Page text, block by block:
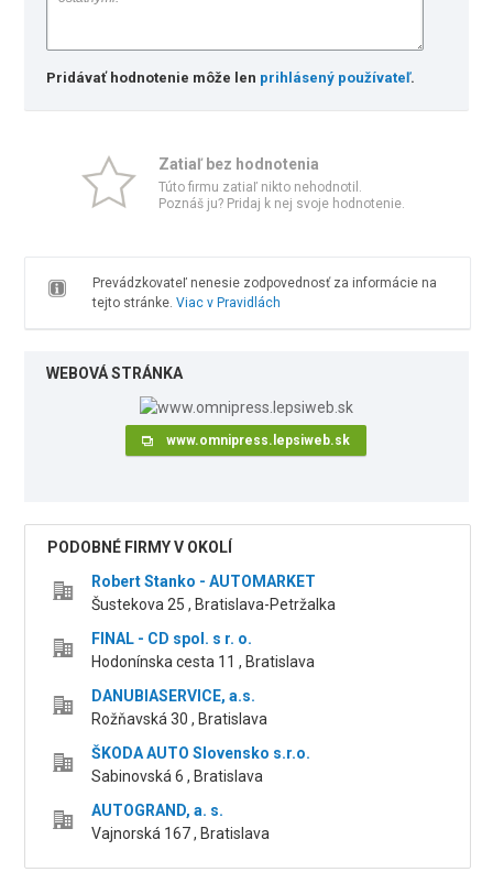
Pridávať hodnotenie môže len prihlásený používateľ.
Zatiaľ bez hodnotenia
Túto firmu zatiaľ nikto nehodnotil.
Poznáš ju? Pridaj k nej svoje hodnotenie.
Prevádzkovateľ nenesie zodpovednosť za informácie na
tejto stránke. Viac v Pravidlách
WEBOVÁ STRÁNKA
www.omnipress.lepsiweb.sk
PODOBNÉ FIRMY V OKOLÍ
Robert Stanko - AUTOMARKET
Šustekova 25 , Bratislava-Petržalka
FINAL - CD spol. s r. o.
Hodonínska cesta 11 , Bratislava
DANUBIASERVICE, a.s.
Rožňavská 30 , Bratislava
ŠKODA AUTO Slovensko s.r.o.
Sabinovská 6 , Bratislava
AUTOGRAND, a. s.
Vajnorská 167 , Bratislava